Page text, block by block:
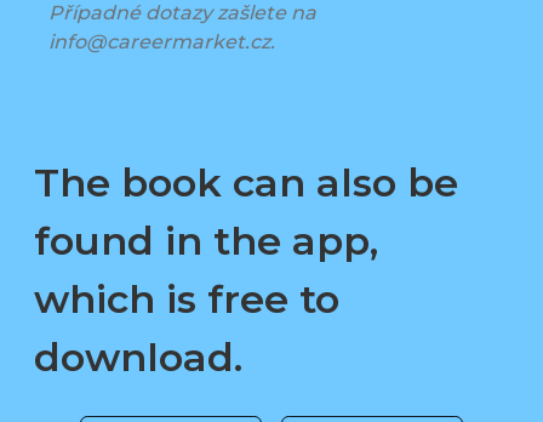
Případné dotazy zašlete na
info@careermarket.cz.
The book can also be
found in the app,
which is free to
download.